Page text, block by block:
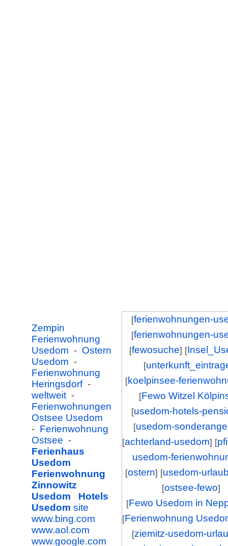
Zempin
Ferienwohnung
Usedom - Ostern
Usedom -
Ferienwohnung
Heringsdorf-
weltweit-
Ferienwohnungen
Ostsee Usedom
- Ferienwohnung
Ostsee -
Ferienhaus
Usedom
Ferienwohnung
Zinnowitz
Usedom
Hotels
Usedom site
www.bing.com
www.aol.com
www.google.com
[ferienwohnungen-
[ferienwohnungen-
[fewosuche] [
[
[koelpinsee-
[Fewo Witzel
[usedom-hotels-
[usedom-
[achterland-usedom] [
usedom-
[ostern] [usedom-
[ostsee-fewo]
[Fewo Usedom in
[Ferienwohnung
[ziemitz-usedom-